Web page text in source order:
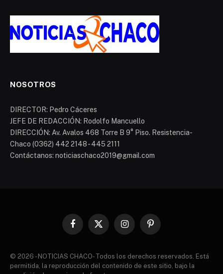
NOSOTROS
DIRECTOR: Pedro Cáceres
JEFE DE REDACCIÓN: Rodolfo Mancuello
DIRECCIÓN: Av. Avalos 468 Torre B 9° Piso. Resistencia-
Chaco (0362) 442 2148 - 445 2111
Contáctanos: noticiaschaco2019@gmail.com
Facebook
X
InstagramPinterest
© 2026 - NOTICIAS CHACO- Todos los derechos reservados. Está
permitida, la reproducción del contenido de este sitio, bajo la